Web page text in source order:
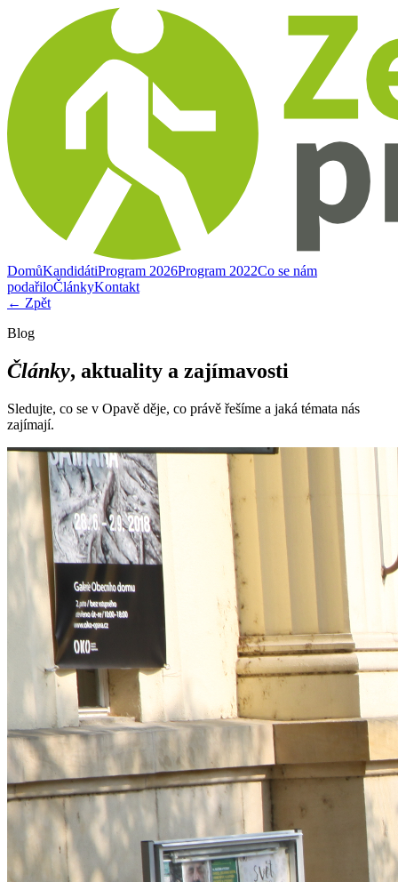
DomůKandidátiProgram 2026Program 2022Co se nám
podařiloČlánkyKontakt
← Zpět
Blog
Články, aktuality a zajímavosti
Sledujte, co se v Opavě děje, co právě řešíme a jaká témata nás
zajímají.